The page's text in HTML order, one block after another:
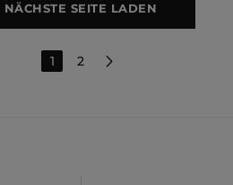
NÄCHSTE SEITE LADEN
1 2